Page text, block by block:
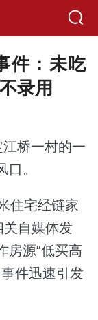
件：未吃
录用
桥一村的一
。
住宅经链家
自媒体发
房源“低买高
件迅速引发